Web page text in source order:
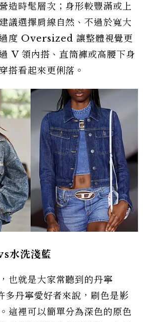
造時髦層次；身形較豐滿或上
議選擇肩線自然、不過於寬大
度 Oversized 讓整體視覺更
V 領內搭、直筒褲或高腰下身
搭看起來更俐落。
水洗淺藍
也就是大家常聽到的丹寧
多丹寧愛好者來說，刷色是影
這裡可以簡單分為深色的原色